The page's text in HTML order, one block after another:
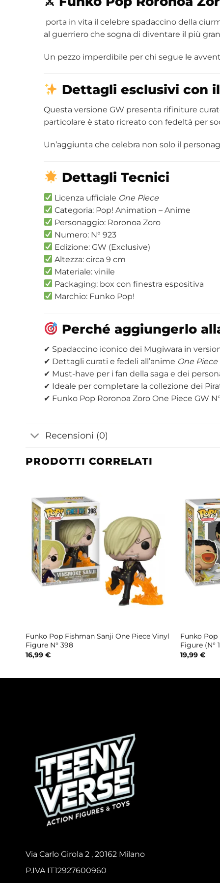
porta in vita il celebre spadaccino della
al guerriero che sogna di diventare il più
Un pezzo imperdibile per chi segue le
Dettagli esclusivi con il
Questa versione GW presenta rifiniture
particolare è stato ricreato con fedeltà per
Un’aggiunta che celebra non solo il
Dettagli Tecnici
Licenza ufficiale One Piece
Categoria: Pop! Animation – Anime
Personaggio: Roronoa Zoro
Numero: N° 923
Edizione: GW (Exclusive)
Altezza: circa 9 cm
Materiale: vinile
Packaging: box con finestra espositiva
Marchio: Funko Pop!
Perché aggiungerlo
✔ Spadaccino iconico dei Mugiwara in
✔ Dettagli curati e fedeli all’anime One Piece
✔ Must-have per i fan della saga e dei
✔ Ideale per completare la collezione dei
✔ Funko Pop Roronoa Zoro One Piece GW
Recensioni (0)
PRODOTTI CORRELATI
Funko Pop Fishman Sanji One Piece Vinyl
Figure N° 398
16,99 €
Funko Pop
Figure (N°
19,99 €
Via Carlo Girola 2 , 20162 Milano
P.IVA IT12927600960